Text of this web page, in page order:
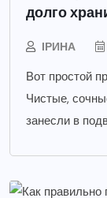
долго
ІРИНА
Вот простой
Чистые,
занесли в